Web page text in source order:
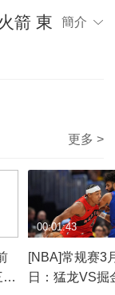
箭 東
簡介
更多 >
[NBA]常规赛3
日：猛龙VS掘
00:01:43